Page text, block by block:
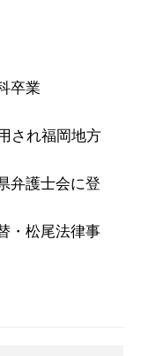
卒業
され福岡地方
弁護士会に登
・松尾法律事